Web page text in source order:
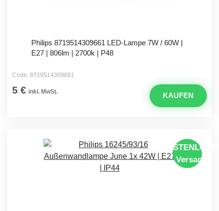
Philips 8719514309661 LED-Lampe 7W / 60W |
E27 | 806lm | 2700k | P48
Code: 8719514309661
5 € inkl. MwSt. KAUFEN
Versand